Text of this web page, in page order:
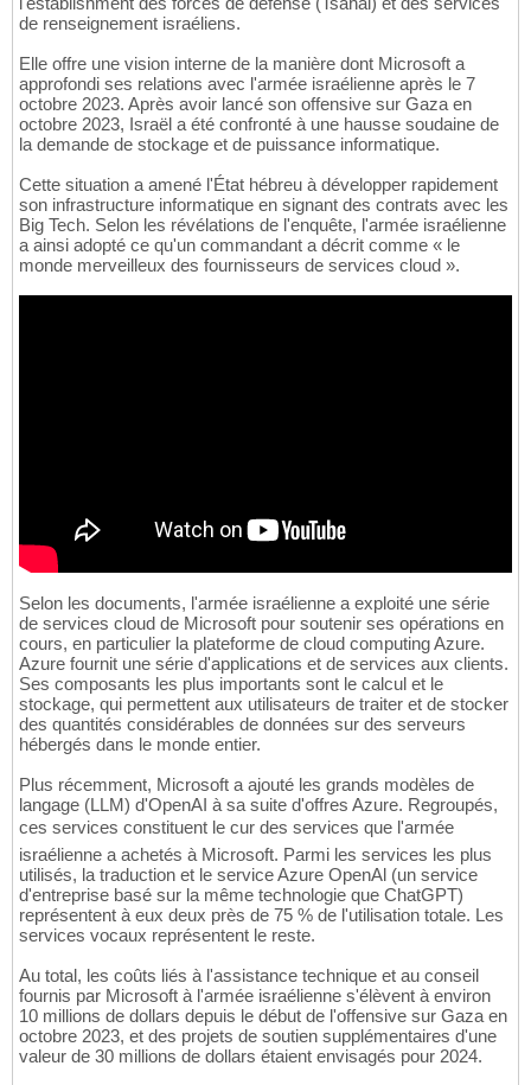
de renseignement israéliens.
Elle offre une vision interne de la manière dont Microsoft a
approfondi ses relations avec l'armée israélienne après le 7
octobre 2023. Après avoir lancé son offensive sur Gaza en
octobre 2023, Israël a été confronté à une hausse soudaine de
la demande de stockage et de puissance informatique.
Cette situation a amené l'État hébreu à développer rapidement
son infrastructure informatique en signant des contrats avec les
Big Tech. Selon les révélations de l'enquête, l'armée israélienne
a ainsi adopté ce qu'un commandant a décrit comme « le
monde merveilleux des fournisseurs de services cloud ».
Selon les documents, l'armée israélienne a exploité une série
de services cloud de Microsoft pour soutenir ses opérations en
cours, en particulier la plateforme de cloud computing Azure.
Azure fournit une série d'applications et de services aux clients.
Ses composants les plus importants sont le calcul et le
stockage, qui permettent aux utilisateurs de traiter et de stocker
des quantités considérables de données sur des serveurs
hébergés dans le monde entier.
Plus récemment, Microsoft a ajouté les grands modèles de
langage (LLM) d'OpenAI à sa suite d'offres Azure. Regroupés,
ces services constituent le cur des services que l'armée
israélienne a achetés à Microsoft. Parmi les services les plus
utilisés, la traduction et le service Azure OpenAl (un service
d'entreprise basé sur la même technologie que ChatGPT)
représentent à eux deux près de 75 % de l'utilisation totale. Les
services vocaux représentent le reste.
Au total, les coûts liés à l'assistance technique et au conseil
fournis par Microsoft à l'armée israélienne s'élèvent à environ
10 millions de dollars depuis le début de l'offensive sur Gaza en
octobre 2023, et des projets de soutien supplémentaires d'une
valeur de 30 millions de dollars étaient envisagés pour 2024.